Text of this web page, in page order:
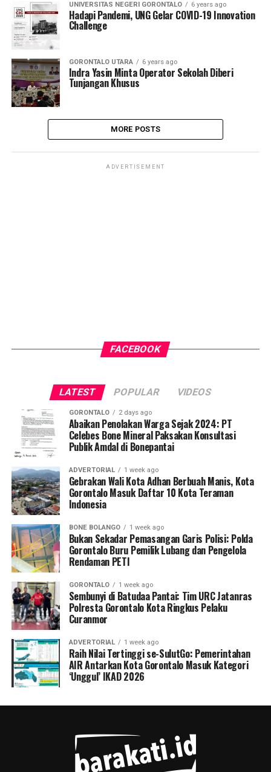
UNIVERSITAS NEGERI GORONTALO 6 years ago
Hadapi Pandemi, UNG Gelar COVID-19 Innovation
Challenge
GORONTALO UTARA 6 years ago
Indra Yasin Minta Operator Sekolah Diberi
Tunjangan Khusus
MORE POSTS
ADVERTISEMENT
FACEBOOK
LATEST POPULAR VIDEOS
GORONTALO 2 days ago
Abaikan Penolakan Warga Sejak 2024: PT
Celebes Bone Mineral Paksakan Konsultasi
Publik Amdal di Bonepantai
ADVERTORIAL 1 week ago
Gebrakan Wali Kota Adhan Berbuah Manis, Kota
Gorontalo Masuk Daftar 10 Kota Teraman
Indonesia
BONE BOLANGO 1 week ago
Bukan Sekadar Pemasangan Garis Polisi: Polda
Gorontalo Buru Pemilik Lubang dan Pengelola
Rendaman PETI
GORONTALO 1 week ago
Sembunyi di Batudaa Pantai: Tim URC Jatanras
Polresta Gorontalo Kota Ringkus Pelaku
Curanmor
ADVERTORIAL 1 week ago
Raih Nilai Tertinggi se-SulutGo: Pemerintahan
AIR Antarkan Kota Gorontalo Masuk Kategori
‘Unggul’ IKAD 2026